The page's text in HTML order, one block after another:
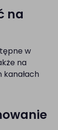
na
w
na